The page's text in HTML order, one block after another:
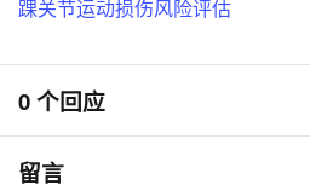
踝关节运动损伤风险评估
0 个回应
留言